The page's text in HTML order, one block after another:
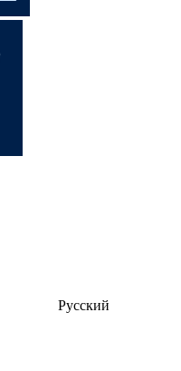
Русский